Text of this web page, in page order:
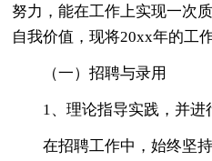
努力，能在工作上实现一次
自我价值，现将20xx年的工
（一）招聘与录用
1、理论指导实践，并进
在招聘工作中，始终坚